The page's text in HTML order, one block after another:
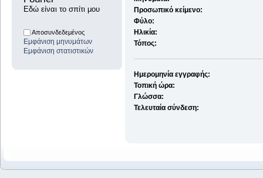
Εδώ είναι το σπίτι μου
Αποσυνδεδεμένος
Εμφάνιση μηνυμάτων
Εμφάνιση στατιστικών
Προσωπικό κείμενο:
Φύλο:
Ηλικία:
Τόπος:
Ημερομηνία εγγραφής:
Τοπική ώρα:
Γλώσσα:
Τελευταία σύνδεση: